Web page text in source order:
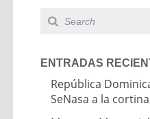
ENTRADAS
República
SeNasa a la